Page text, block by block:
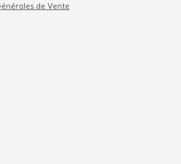
de Vente